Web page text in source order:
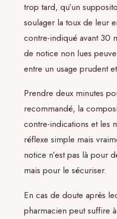
trop tard, qu’un
soulager la toux de leur
contre-indiqué avant 30
de notice non lues
entre un usage prudent
Prendre deux minutes
recommandé, la
contre-indications et les
réflexe simple mais
notice n’est pas là pour
mais pour le sécuriser.
En cas de doute après
pharmacien peut suffire